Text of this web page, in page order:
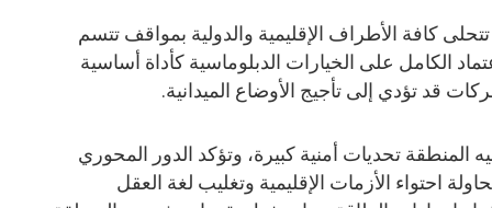
كافة الأطراف الإقليمية والدولية بمواقف تتسم
الكامل على الخيارات الدبلوماسية كأداة أساسية
قد تؤدي إلى تأجيج الأوضاع الميدانية.
تحديات أمنية كبيرة، وتؤكد الدور المحوري
احتواء الأزمات الإقليمية وتغليب لغة العقل